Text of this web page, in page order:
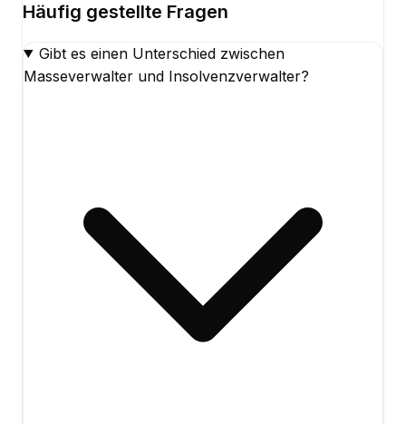
Häufig gestellte Fragen
Gibt es einen Unterschied zwischen
Masseverwalter und Insolvenzverwalter?